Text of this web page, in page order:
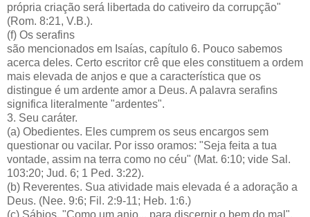
própria criação será libertada do cativeiro da corrupção"
(Rom. 8:21, V.B.).
(f) Os serafins
são mencionados em Isaías, capítulo 6. Pouco sabemos
acerca deles. Certo escritor crê que eles constituem a ordem
mais elevada de anjos e que a característica que os
distingue é um ardente amor a Deus. A palavra serafins
significa literalmente "ardentes".
3. Seu caráter.
(a) Obedientes. Eles cumprem os seus encargos sem
questionar ou vacilar. Por isso oramos: "Seja feita a tua
vontade, assim na terra como no céu" (Mat. 6:10; vide Sal.
103:20; Jud. 6; 1 Ped. 3:22).
(b) Reverentes. Sua atividade mais elevada é a adoração a
Deus. (Nee. 9:6; Fil. 2:9-11; Heb. 1:6.)
(c) Sábios. "Como um anjo... para discernir o bem do mal",